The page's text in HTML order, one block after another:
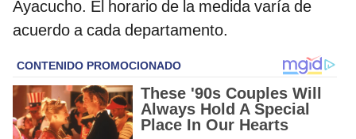
Ayacucho. El horario de la medida varía de
acuerdo a cada departamento.